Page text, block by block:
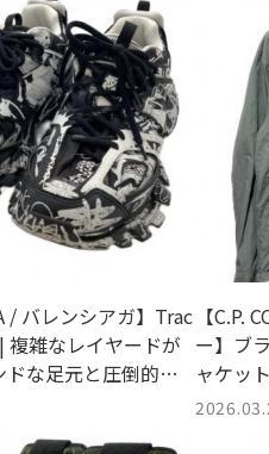
/ バレンシアガ】Trac
複雑なレイヤードが
な足元と圧倒的な
【C.P.
ー】ブ
ャケッ
が魅せ